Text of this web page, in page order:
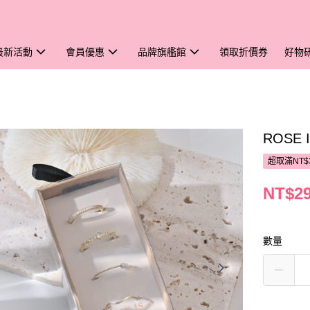
新活動 會員優惠 品牌旗艦館 領取折價券 好物
ROSE
超取滿
數量